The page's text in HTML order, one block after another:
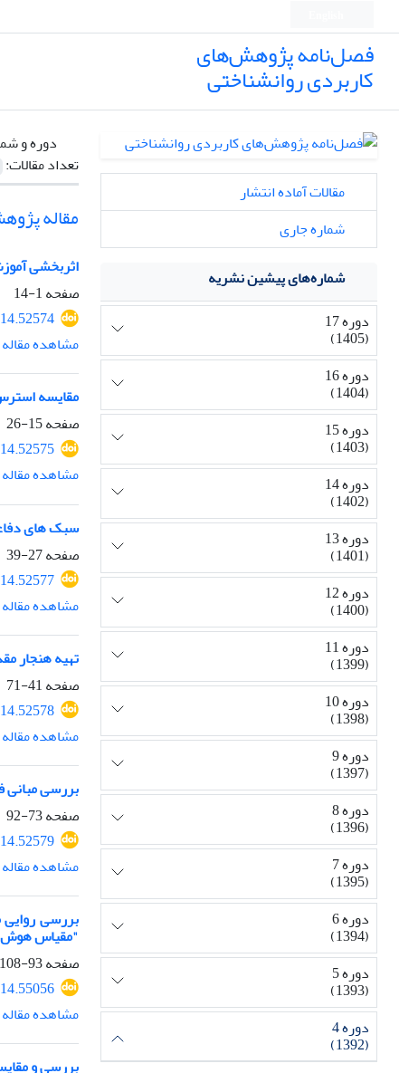
فصل‌نامه پژوهش‌های
کاربردی روانشناختی
دوره و
تعداد مقالات:
مقاله
اثربخشی
صفحه1-14
مشاهده مقاله
مقایسه
صفحه15-26
مشاهده مقاله
سبک های
صفحه27-39
مشاهده مقاله
تهیه هنجار
صفحه41-71
مشاهده مقاله
بررسی مبانی
صفحه73-92
مشاهده مقاله
بررسی
"مقیاس هوش
صفحه93-108
مشاهده مقاله
بررسی و مقایسه
مقالات آماده انتشار
شماره جاری
شماره‌های پیشین نشریه
دوره 17
(1405)
دوره 16
(1404)
دوره 15
(1403)
دوره 14
(1402)
دوره 13
(1401)
دوره 12
(1400)
دوره 11
(1399)
دوره 10
(1398)
دوره 9
(1397)
دوره 8
(1396)
دوره 7
(1395)
دوره 6
(1394)
دوره 5
(1393)
دوره 4
(1392)